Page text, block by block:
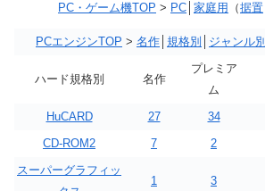
PC・ゲーム機TOP > PC 家庭用 （据置
PCエンジンTOP > 名作 規格別 ジャンル別
ハード規格別 名作
プレミア
ム
HuCARD 27 34
CD-ROM2
7 2
スーパーグラフィッ
1 3